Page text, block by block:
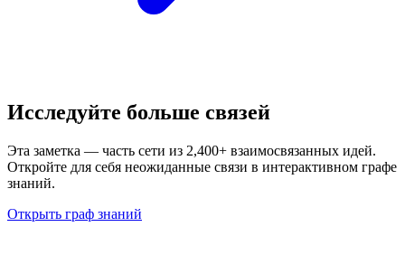
Исследуйте больше связей
Эта заметка — часть сети из 2,400+ взаимосвязанных идей.
Откройте для себя неожиданные связи в интерактивном графе
знаний.
Открыть граф знаний